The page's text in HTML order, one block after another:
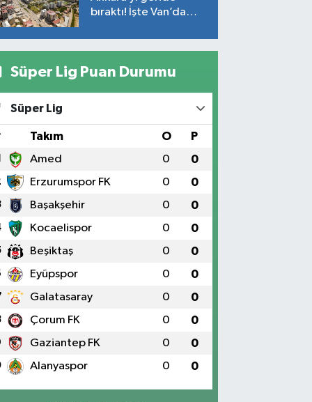
bıraktı! İşte Van’da
Süper Lig Puan Durumu
Süper Lig
Takım O P
Amed 0 0
Erzurumspor FK 0 0
Başakşehir 0 0
Kocaelispor 0 0
Beşiktaş 0 0
Eyüpspor 0 0
Galatasaray 0 0
Çorum FK 0 0
Gaziantep FK 0 0
Alanyaspor 0 0